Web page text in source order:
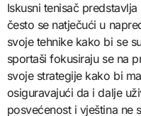
Iskusni tenisač
često se natječući u
svoje tehnike kako bi se
sportaši fokusiraju se na
svoje strategije kako bi
osiguravajući da i dalje
posvećenost i vještina ne